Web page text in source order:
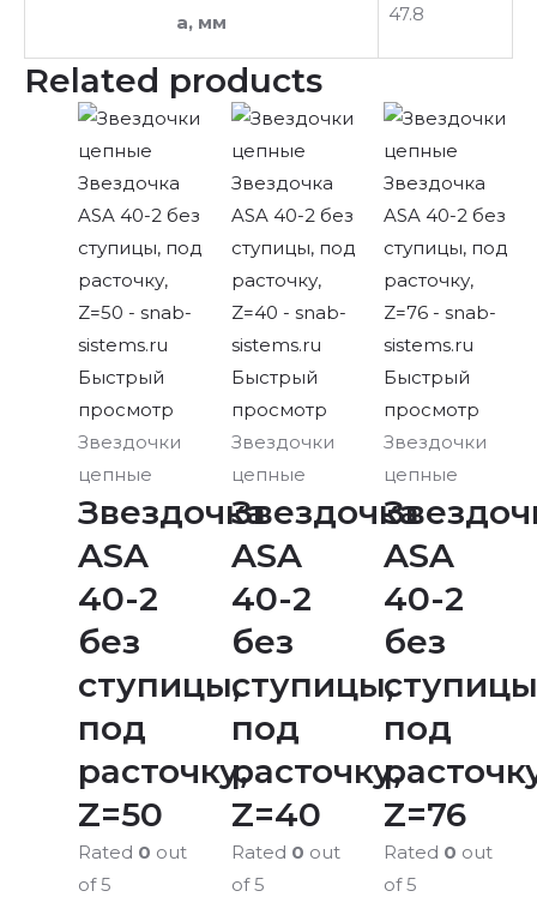
a, мм 47.8
Related products
Быстрый
просмотр
Звездочки
цепные
Звездочка
ASA
40-2
без
ступицы,
под
расточку,
Z=50
Rated 0 out
of 5
Быстрый
просмотр
Звездочки
цепные
Звездочка
ASA
40-2
без
ступицы,
под
расточку,
Z=40
Rated 0 out
of 5
Быстрый
просмотр
Звездочки
цепные
ASA
40-2
без
под
Z=76
Rated 0 out
of 5